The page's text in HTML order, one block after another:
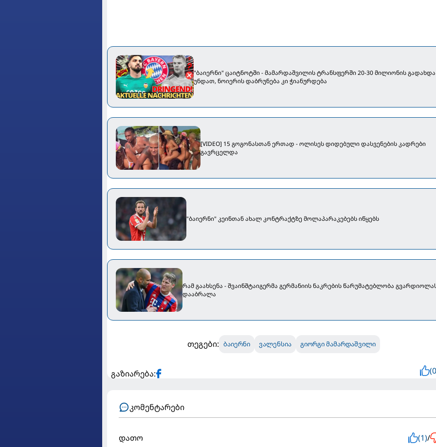
"ბაიერნი" ცაიტნოტში - მამარდაშვილის ტრანსფერში 20-30 მილიონის
უნდათ, ნოიერის დაბრუნება კი ჭიანურდება
[VIDEO] 15 გოგონასთან ერთად - ოლისეს დიდებული დასვენების კადრები
გავრცელდა
"ბაიერნი" კეინთან ახალ კონტრაქტზე მოლაპარაკებებს იწყებს
რამ გაახსენა - შვაინშტაიგერმა გერმანიის ნაკრების წარუმატებლობა
დააბრალა
თეგები: ბაიერნი ვალენსია გიორგი მამარდაშვილი
გაზიარება:
კომენტარები
დათო (1)/